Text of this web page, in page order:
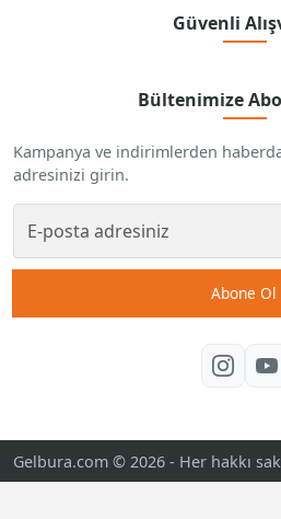
Güvenli
Bültenimize
Kampanya ve indirimlerden
adresinizi girin.
Abone Ol
Gelbura.com © 2026 - Her hakkı